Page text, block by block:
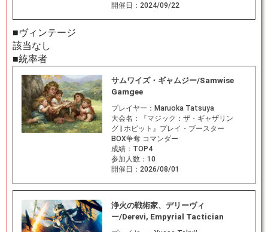
開催日： 2024/09/22
■ヴィンテージ
該当なし
■統率者
サムワイズ・ギャムジー/Samwise
Gamgee
プレイヤー： Maruoka Tatsuya
大会名：
『マジック：ザ・ギャザリン
グ | ホビット』プレイ・ブースター
BOX争奪 コマンダー
成績： TOP4
参加人数： 10
開催日： 2026/08/01
浄火の戦術家、デリーヴィ
ー/Derevi, Empyrial Tactician